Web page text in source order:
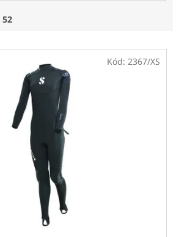
52
Kód: 2367/XS